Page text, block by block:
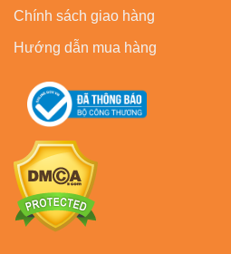
Chính sách giao hàng
Hướng dẫn mua hàng